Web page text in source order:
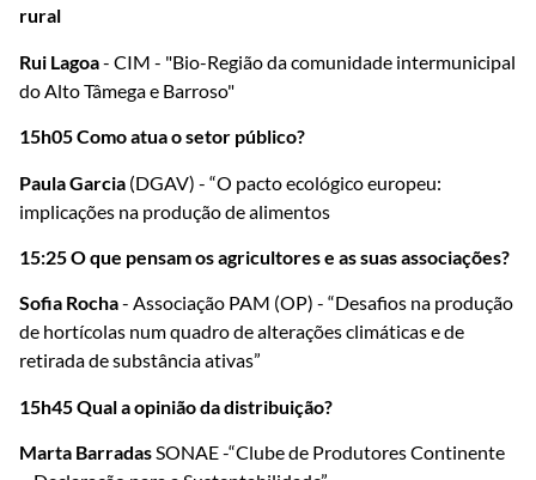
rural
Rui Lagoa- CIM - "Bio-Região da comunidade intermunicipal
do Alto Tâmega e Barroso"
15h05Como atua o setor público?
Paula Garcia (DGAV) - “O pacto ecológico europeu:
implicações na produção de alimentos
15:25O que pensam os agricultores e as suas associações?
Sofia Rocha- Associação PAM (OP) - “Desafios na produção
de hortícolas num quadro de alterações climáticas e de
retirada de substância ativas”
15h45Qual a opinião da distribuição?
Marta BarradasSONAE -“Clube de Produtores Continente